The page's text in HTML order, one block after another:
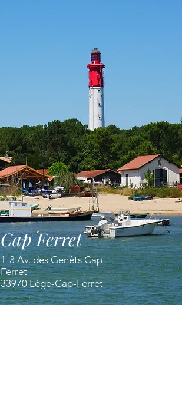
Cap Ferret
1-3 Av. des Genêts Cap
Ferret
33970 Lège-Cap-Ferret